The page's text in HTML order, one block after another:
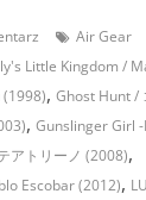
Air Gear
Little Kingdom /
, Ghost Hunt /
, Gunslinger Girl -
アトリーノ (2008),
Escobar (2012),